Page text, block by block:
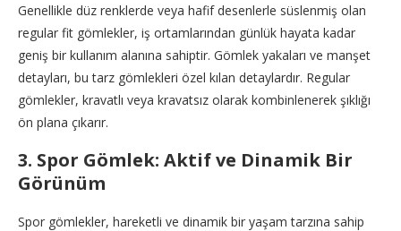
Genellikle düz renklerde veya hafif desenlerle süslenmiş olan
regular fit gömlekler, iş ortamlarından günlük hayata kadar
geniş bir kullanım alanına sahiptir. Gömlek yakaları ve manşet
detayları, bu tarz gömlekleri özel kılan detaylardır. Regular
gömlekler, kravatlı veya kravatsız olarak kombinlenerek şıklığı
ön plana çıkarır.
3. Spor Gömlek: Aktif ve Dinamik Bir
Görünüm
Spor gömlekler, hareketli ve dinamik bir yaşam tarzına sahip